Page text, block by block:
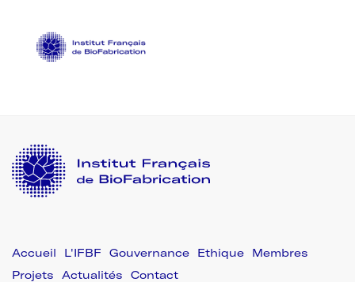
L'IFBF Gouvernance Ethique
Membres
Projets
Actualités Contact